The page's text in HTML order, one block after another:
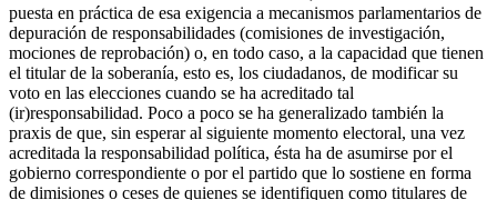
puesta en práctica de esa exigencia a mecanismos parlamentarios de
depuración de responsabilidades (comisiones de investigación,
mociones de reprobación) o, en todo caso, a la capacidad que tienen
el titular de la soberanía, esto es, los ciudadanos, de modificar su
voto en las elecciones cuando se ha acreditado tal
(ir)responsabilidad. Poco a poco se ha generalizado también la
praxis de que, sin esperar al siguiente momento electoral, una vez
acreditada la responsabilidad política, ésta ha de asumirse por el
gobierno correspondiente o por el partido que lo sostiene en forma
de dimisiones o ceses de quienes se identifiquen como titulares de